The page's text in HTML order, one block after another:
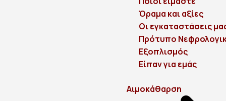
Όραμα και αξίες
Οι εγκαταστάσεις
Πρότυπο
Eξοπλισμός
Είπαν για εμάς
Αιμοκάθαρση